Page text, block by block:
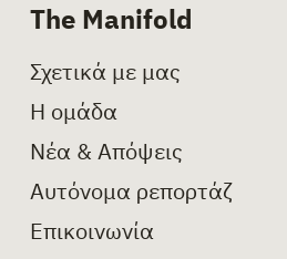
The Manifold
Σχετικά με μας
Η ομάδα
Νέα & Απόψεις
Αυτόνομα ρεπορτάζ
Επικοινωνία